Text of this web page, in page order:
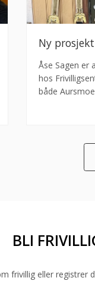
Ny
Åse Sagen er
hos
både
BLI
frivillig eller registrer